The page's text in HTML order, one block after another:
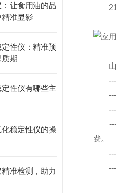
让食用油的品
精准显影
性仪：精准预
期
性仪有哪些主
稳定性仪的操
准检测，助力
21
山东
----
----
----
----
费。
----
----